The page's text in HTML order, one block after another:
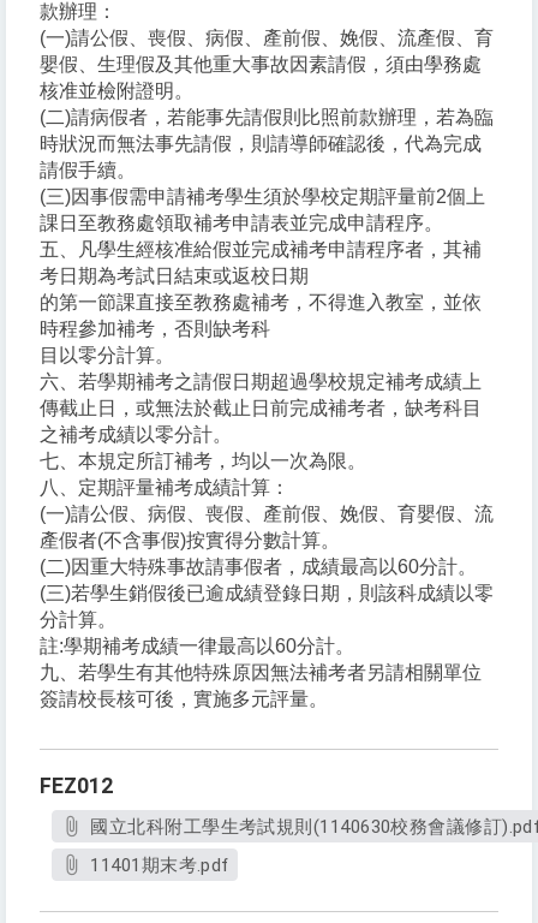
款辦理：
(一)請公假、喪假、病假、產前假、娩假、流產假、育
嬰假、生理假及其他重大事故因素請假，須由學務處
核准並檢附證明。
(二)請病假者，若能事先請假則比照前款辦理，若為臨
時狀況而無法事先請假，則請導師確認後，代為完成
請假手續。
(三)因事假需申請補考學生須於學校定期評量前2個上
課日至教務處領取補考申請表並完成申請程序。
五、凡學生經核准給假並完成補考申請程序者，其補
考日期為考試日結束或返校日期
的第一節課直接至教務處補考，不得進入教室，並依
時程參加補考，否則缺考科
目以零分計算。
六、若學期補考之請假日期超過學校規定補考成績上
傳截止日，或無法於截止日前完成補考者，缺考科目
之補考成績以零分計。
七、本規定所訂補考，均以一次為限。
八、定期評量補考成績計算：
(一)請公假、病假、喪假、產前假、娩假、育嬰假、流
產假者(不含事假)按實得分數計算。
(二)因重大特殊事故請事假者，成績最高以60分計。
(三)若學生銷假後已逾成績登錄日期，則該科成績以零
分計算。
註:學期補考成績一律最高以60分計。
九、若學生有其他特殊原因無法補考者另請相關單位
簽請校長核可後，實施多元評量。
FEZ012
國立北科附工學生考試規則(1140630校務會議修訂
11401期末考.pdf